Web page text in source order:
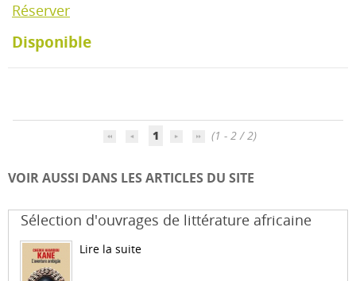
Réserver
Disponible
1 (1 - 2 / 2)
VOIR AUSSI DANS LES ARTICLES DU SITE
Sélection d'ouvrages de littérature africaine
Lire la suite